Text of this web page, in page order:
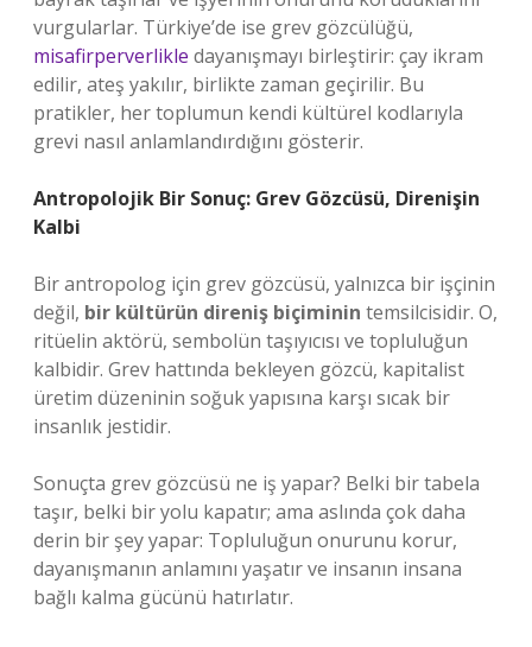
vurgularlar. Türkiye’de ise grev gözcülüğü,
misafirperverlikle dayanışmayı birleştirir: çay ikram
edilir, ateş yakılır, birlikte zaman geçirilir. Bu
pratikler, her toplumun kendi kültürel kodlarıyla
grevi nasıl anlamlandırdığını gösterir.
Antropolojik Bir Sonuç: Grev Gözcüsü, Direnişin
Kalbi
Bir antropolog için grev gözcüsü, yalnızca bir işçinin
değil, bir kültürün direniş biçiminin temsilcisidir. O,
ritüelin aktörü, sembolün taşıyıcısı ve topluluğun
kalbidir. Grev hattında bekleyen gözcü, kapitalist
üretim düzeninin soğuk yapısına karşı sıcak bir
insanlık jestidir.
Sonuçta grev gözcüsü ne iş yapar? Belki bir tabela
taşır, belki bir yolu kapatır; ama aslında çok daha
derin bir şey yapar: Topluluğun onurunu korur,
dayanışmanın anlamını yaşatır ve insanın insana
bağlı kalma gücünü hatırlatır.